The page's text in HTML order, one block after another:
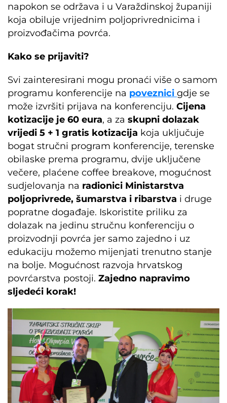
napokon se održava i u Varaždinskoj županiji
koja obiluje vrijednim poljoprivrednicima i
proizvođačima povrća.
Kako se prijaviti?
Svi zainteresirani mogu pronaći više o samom
programu konferencije na poveznici gdje se
može izvršiti prijava na konferenciju. Cijena
kotizacije je 60 eura, a za skupni dolazak
vrijedi 5 + 1 gratis kotizacija koja uključuje
bogat stručni program konferencije, terenske
obilaske prema programu, dvije uključene
večere, plaćene coffee breakove, mogućnost
sudjelovanja na radionici Ministarstva
poljoprivrede, šumarstva i ribarstva i druge
popratne događaje. Iskoristite priliku za
dolazak na jedinu stručnu konferenciju o
proizvodnji povrća jer samo zajedno i uz
edukaciju možemo mijenjati trenutno stanje
na bolje. Mogućnost razvoja hrvatskog
povrćarstva postoji. Zajedno napravimo
sljedeći korak!